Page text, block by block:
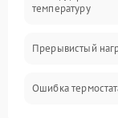
температуру
Прерывистый
Ошибка